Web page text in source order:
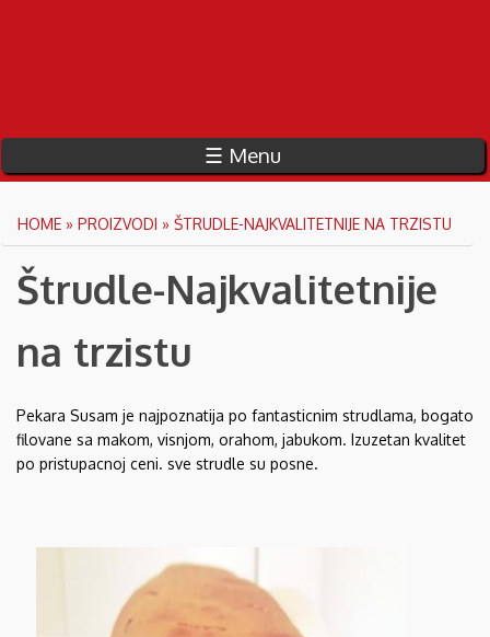
☰ Menu
You are here
HOME » PROIZVODI » ŠTRUDLE-NAJKVALITETNIJE NA TRZISTU
Štrudle-Najkvalitetnije
na trzistu
Pekara Susam je najpoznatija po fantasticnim strudlama, bogato
filovane sa makom, visnjom, orahom, jabukom. Izuzetan kvalitet
po pristupacnoj ceni. sve strudle su posne.